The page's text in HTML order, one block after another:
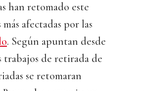
han retomado este
afectadas por las
. Según apuntan desde
trabajos de retirada de
se retomaran